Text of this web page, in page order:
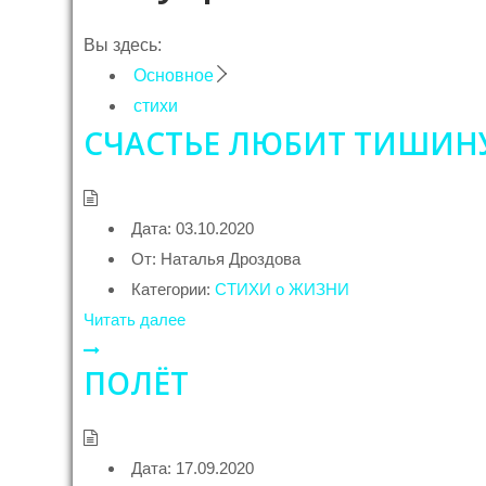
Вы здесь:
Основное
стихи
СЧАСТЬЕ ЛЮБИТ
Дата: 03.10.2020
От: Наталья Дроздова
Категории: СТИХИ о ЖИЗНИ
Читать далее
ПОЛЁТ
Дата: 17.09.2020